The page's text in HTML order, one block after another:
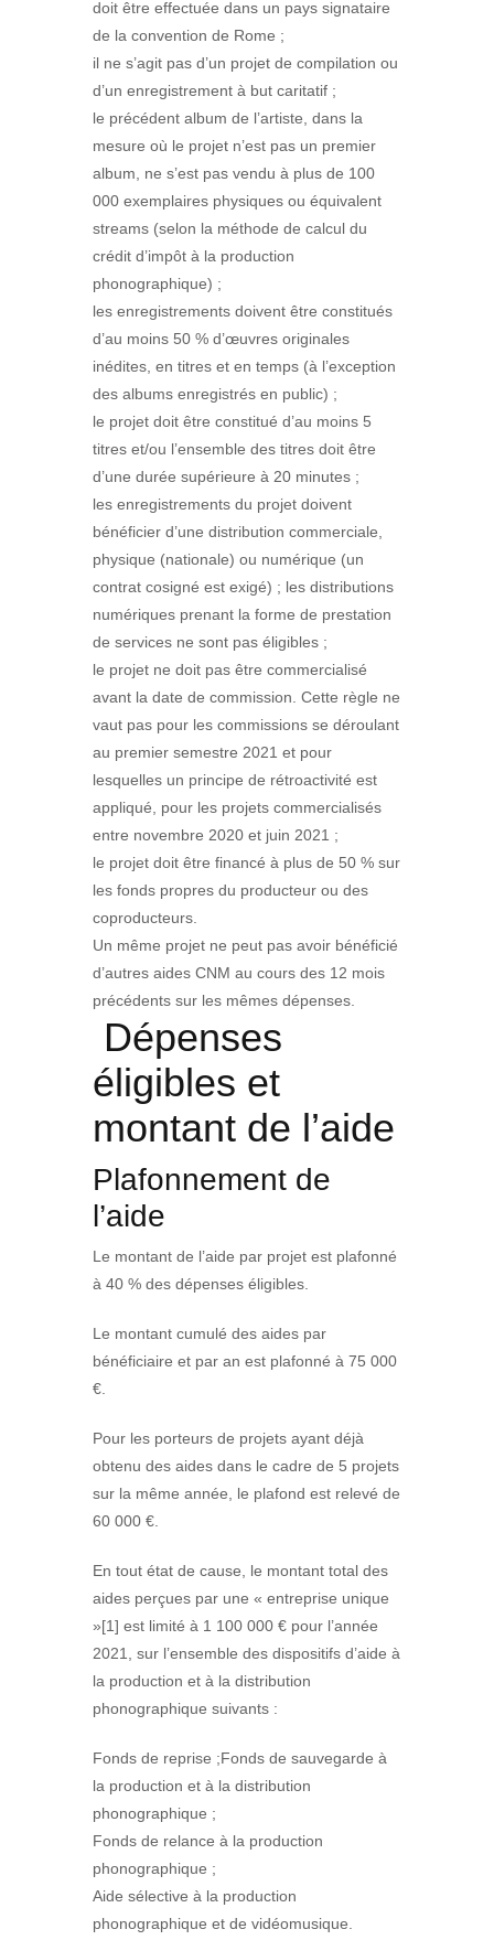
doit être effectuée dans un pays signataire
de la convention de Rome ;
il ne s’agit pas d’un projet de compilation ou
d’un enregistrement à but caritatif ;
le précédent album de l’artiste, dans la
mesure où le projet n’est pas un premier
album, ne s’est pas vendu à plus de 100
000 exemplaires physiques ou équivalent
streams (selon la méthode de calcul du
crédit d’impôt à la production
phonographique) ;
les enregistrements doivent être constitués
d’au moins 50 % d’œuvres originales
inédites, en titres et en temps (à l’exception
des albums enregistrés en public) ;
le projet doit être constitué d’au moins 5
titres et/ou l’ensemble des titres doit être
d’une durée supérieure à 20 minutes ;
les enregistrements du projet doivent
bénéficier d’une distribution commerciale,
physique (nationale) ou numérique (un
contrat cosigné est exigé) ; les distributions
numériques prenant la forme de prestation
de services ne sont pas éligibles ;
le projet ne doit pas être commercialisé
avant la date de commission. Cette règle ne
vaut pas pour les commissions se déroulant
au premier semestre 2021 et pour
lesquelles un principe de rétroactivité est
appliqué, pour les projets commercialisés
entre novembre 2020 et juin 2021 ;
le projet doit être financé à plus de 50 % sur
les fonds propres du producteur ou des
coproducteurs.
Un même projet ne peut pas avoir bénéficié
d’autres aides CNM au cours des 12 mois
précédents sur les mêmes dépenses.
Dépenses
éligibles et
montant de l’aide
Plafonnement de
l’aide
Le montant de l’aide par projet est plafonné
à 40 % des dépenses éligibles.
Le montant cumulé des aides par
bénéficiaire et par an est plafonné à 75 000
€.
Pour les porteurs de projets ayant déjà
obtenu des aides dans le cadre de 5 projets
sur la même année, le plafond est relevé de
60 000 €.
En tout état de cause, le montant total des
aides perçues par une « entreprise unique
»[1] est limité à 1 100 000 € pour l’année
2021, sur l’ensemble des dispositifs d’aide à
la production et à la distribution
phonographique suivants :
Fonds de reprise ;Fonds de sauvegarde à
la production et à la distribution
phonographique ;
Fonds de relance à la production
phonographique ;
Aide sélective à la production
phonographique et de vidéomusique.